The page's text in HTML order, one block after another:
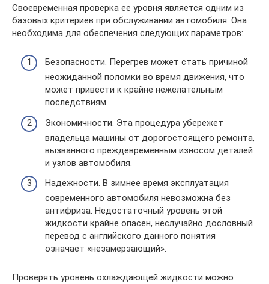
Своевременная проверка ее уровня является одним из
базовых критериев при обслуживании автомобиля. Она
необходима для обеспечения следующих параметров:
Безопасности. Перегрев может стать причиной
неожиданной поломки во время движения, что
может привести к крайне нежелательным
последствиям.
Экономичности. Эта процедура убережет
владельца машины от дорогостоящего ремонта,
вызванного преждевременным износом деталей
и узлов автомобиля.
Надежности. В зимнее время эксплуатация
современного автомобиля невозможна без
антифриза. Недостаточный уровень этой
жидкости крайне опасен, неслучайно дословный
перевод с английского данного понятия
означает «незамерзающий».
Проверять уровень охлаждающей жидкости можно